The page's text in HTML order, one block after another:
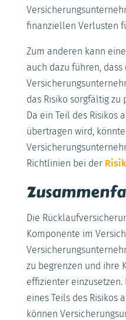
finanziellen Verlusten
Zum anderen kann
auch dazu führen, dass
das Risiko sorgfältig
Da ein Teil des Risikos
übertragen wird,
Richtlinien bei der
Die
Komponente im
zu begrenzen und ihre
effizienter einzusetzen.
eines Teils des Risikos
können